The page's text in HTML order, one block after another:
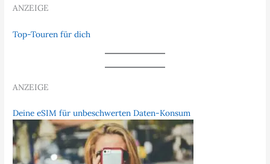
ANZEIGE
Top-Touren für dich
ANZEIGE
Deine eSIM für unbeschwerten Daten-Konsum